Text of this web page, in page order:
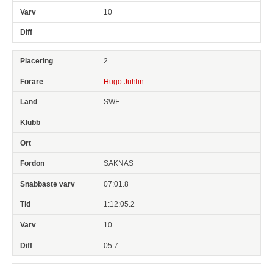
10
2
Hugo Juhlin
SWE
SAKNAS
07:01.8
1:12:05.2
10
05.7